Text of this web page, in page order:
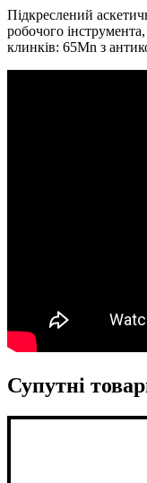
Підкреслений
робочого
клинків: 65Mn з
Супутні